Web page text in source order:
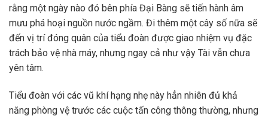
rằng một ngày nào đó bên phía Đại Bàng sẽ tiến hành âm
mưu phá hoại nguồn nước ngầm. Đi thêm một cây số nữa sẽ
đến vị trí đóng quân của tiểu đoàn được giao nhiệm vụ đặc
trách bảo vệ nhà máy, nhưng ngay cả như vậy Tài vẫn chưa
yên tâm.
Tiểu đoàn với các vũ khí hạng nhẹ này hẳn nhiên đủ khả
năng phòng vệ trước các cuộc tấn công thông thường, nhưng